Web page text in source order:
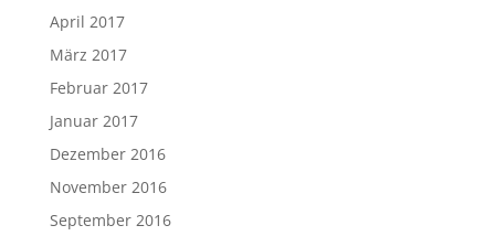
April 2017
März 2017
Februar 2017
Januar 2017
Dezember 2016
November 2016
September 2016